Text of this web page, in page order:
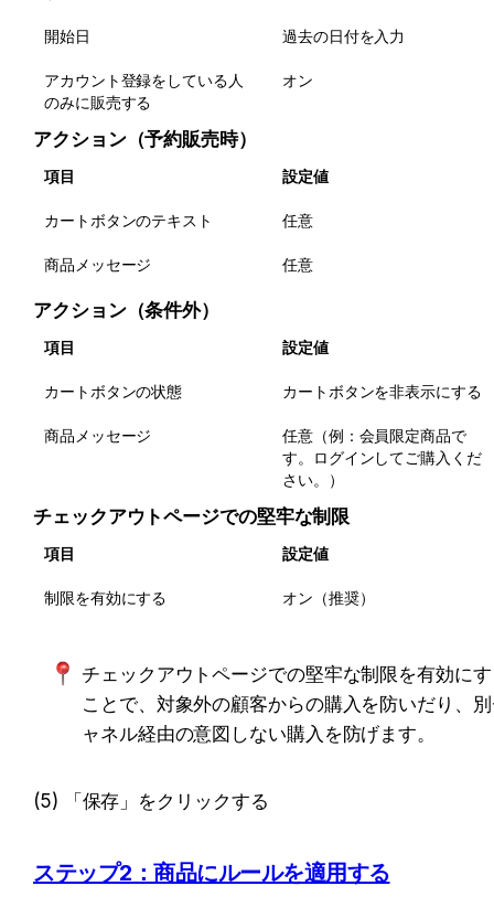
開始日 過去の日付を入力
アカウント登録をしている人
のみに販売する
オン
アクション（予約販売時）
項目 設定値
カートボタンのテキスト 任意
商品メッセージ 任意
アクション（条件外）
項目 設定値
カートボタンの状態 カートボタンを非表示にする
商品メッセージ
任意（例：会員限定商品で
す。ログインしてご購入くだ
さい。）
チェックアウトページでの堅牢な制限
項目 設定値
制限を有効にする オン（推奨）
チェックアウトページでの堅牢な制限を有効に
ことで、対象外の顧客からの購入を防いだり、
ャネル経由の意図しない購入を防げます。
(5) 「保存」をクリックする
ステップ2：商品にルールを適用する